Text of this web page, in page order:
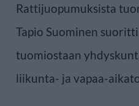
Rattijuopumuksista
Tapio Suominen
tuomiostaan
liikunta- ja vapaa-